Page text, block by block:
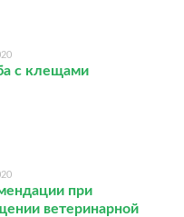
с клещами
при
ветеринарной